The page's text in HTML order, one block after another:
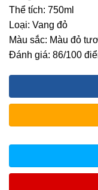
Thể tích: 750ml
Loại: Vang đỏ
Màu sắc: Màu đỏ
Đánh giá: 86/100